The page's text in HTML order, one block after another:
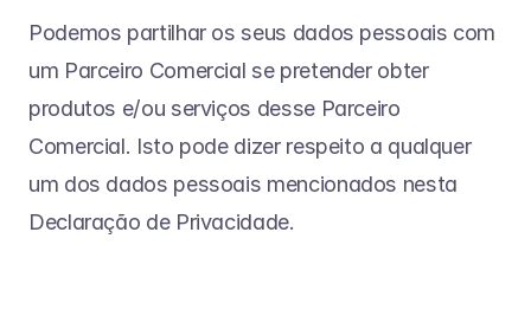
Podemos partilhar os seus dados pessoais com
um Parceiro Comercial se pretender obter
produtos e/ou serviços desse Parceiro
Comercial. Isto pode dizer respeito a qualquer
um dos dados pessoais mencionados nesta
Declaração de Privacidade.